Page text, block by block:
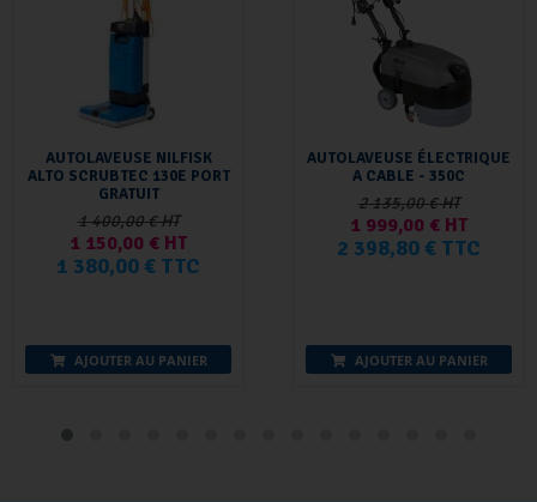
AUTOLAVEUSE NILFISK
ALTO SCRUBTEC 130E PORT
GRATUIT
1 400,00 € HT
1 150,00 € HT
1 380,00 € TTC
AJOUTER AU PANIER
AUTOLAVEUSE ÉLECTRIQUE
A CABLE - 350C
2 135,00 € HT
1 999,00 € HT
2 398,80 € TTC
AJOUTER AU PANIER